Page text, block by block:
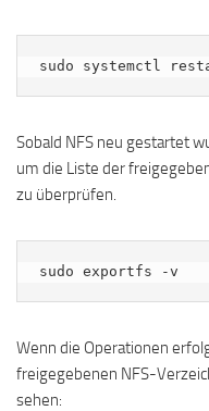
sudo systemctl
Sobald NFS neu gestartet
um die Liste der
zu überprüfen.
sudo exportfs -v
Wenn die Operationen
freigegebenen NFS-
sehen: